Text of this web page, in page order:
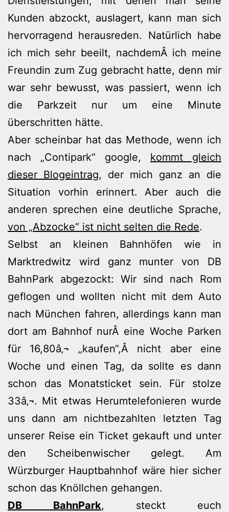
Kunden abzockt, auslagert, kann man sich
hervorragend herausreden. Natürlich habe
ich mich sehr beeilt, nachdemÂ ich meine
Freundin zum Zug gebracht hatte, denn mir
war sehr bewusst, was passiert, wenn ich
die Parkzeit nur um eine Minute
überschritten hätte.
Aber scheinbar hat das Methode, wenn ich
nach „Contipark“ google, kommt gleich
dieser Blogeintrag, der mich ganz an die
Situation vorhin erinnert. Aber auch die
anderen sprechen eine deutliche Sprache,
von „Abzocke“ ist nicht selten die Rede.
Selbst an kleinen Bahnhöfen wie in
Marktredwitz wird ganz munter von DB
BahnPark abgezockt: Wir sind nach Rom
geflogen und wollten nicht mit dem Auto
nach München fahren, allerdings kann man
dort am Bahnhof nurÂ eine Woche Parken
für 16,80â‚¬ „kaufen“,Â nicht aber eine
Woche und einen Tag, da sollte es dann
schon das Monatsticket sein. Für stolze
33â‚¬. Mit etwas Herumtelefonieren wurde
uns dann am nichtbezahlten letzten Tag
unserer Reise ein Ticket gekauft und unter
den Scheibenwischer gelegt. Am
Würzburger Hauptbahnhof wäre hier sicher
schon das Knöllchen gehangen.
DB BahnPark, steckt euch